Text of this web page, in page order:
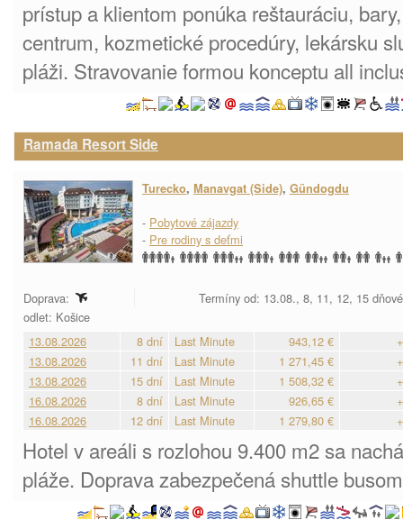
prístup a klientom ponúka reštauráciu,
centrum, kozmetické procedúry, lekársku
pláži. Stravovanie formou konceptu all
Ramada Resort Side
Turecko, Manavgat (Side), Gündogdu
- Pobytové zájazdy
- Pre rodiny s deťmi
Doprava:
Termíny od: 13.08., 8, 11, 12, 15 dňové
odlet: Košice
13.08.2026
8 dní Last Minute 943,12 €
13.08.2026
11 dní Last Minute 1 271,45 €
13.08.2026
15 dní Last Minute 1 508,32 €
16.08.2026
8 dní Last Minute 926,65 €
16.08.2026
12 dní Last Minute 1 279,80 €
Hotel v areáli s rozlohou 9.400 m2 sa
pláže. Doprava zabezpečená shuttle